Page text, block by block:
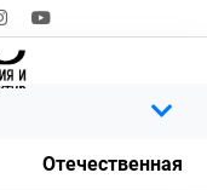
Отечественная